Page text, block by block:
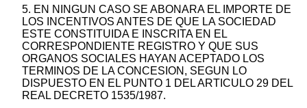
5. EN NINGUN CASO SE ABONARA EL IMPORTE DE
LOS INCENTIVOS ANTES DE QUE LA SOCIEDAD
ESTE CONSTITUIDA E INSCRITA EN EL
CORRESPONDIENTE REGISTRO Y QUE SUS
ORGANOS SOCIALES HAYAN ACEPTADO LOS
TERMINOS DE LA CONCESION, SEGUN LO
DISPUESTO EN EL PUNTO 1 DEL ARTICULO 29 DEL
REAL DECRETO 1535/1987.